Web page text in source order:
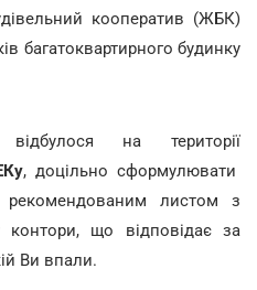
кооператив (ЖБК)
багатоквартирного будинку
на території
, доцільно сформулювати
рекомендованим листом з
що відповідає за
Ви впали.